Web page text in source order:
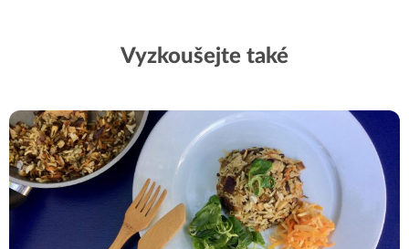
Vyzkoušejte také